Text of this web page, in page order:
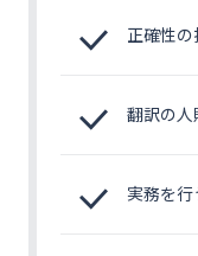
正確性
翻訳の人
実務を